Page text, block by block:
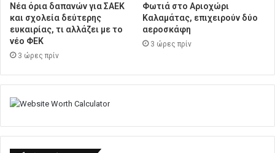
Νέα όρια δαπανών για ΣΑΕΚ
και σχολεία δεύτερης
ευκαιρίας, τι αλλάζει με το
νέο ΦΕΚ
3 ώρες πρίν
Φωτιά στο Αριοχώρι
Καλαμάτας, επιχειρούν δύο
αεροσκάφη
3 ώρες πρίν